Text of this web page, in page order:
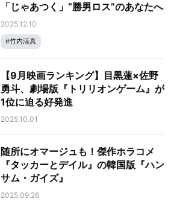
「じゃあつく」“勝男ロス”のあなたへ
2025.12.10
#竹内涼真
【9月映画ランキング】目黒蓮×佐野
勇斗、劇場版『トリリオンゲーム』が
1位に迫る好発進
2025.10.01
随所にオマージュも！傑作ホラコメ
『タッカーとデイル』の韓国版『ハン
サム・ガイズ』
2025.09.26